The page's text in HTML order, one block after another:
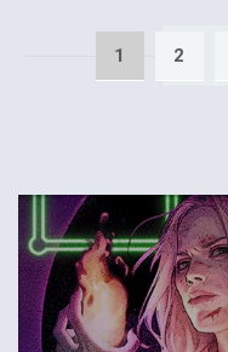
1 2